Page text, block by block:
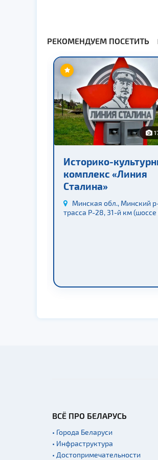
РЕКОМЕНДУЕМ ПОСЕТИТЬ
Историко-
комплекс «Линия
Сталина»
Минская обл., Минский
трасса Р-28, 31-й км
ВСЁ ПРО БЕЛАРУСЬ
• Города Беларуси
• Инфраструктура
• Достопримечательности